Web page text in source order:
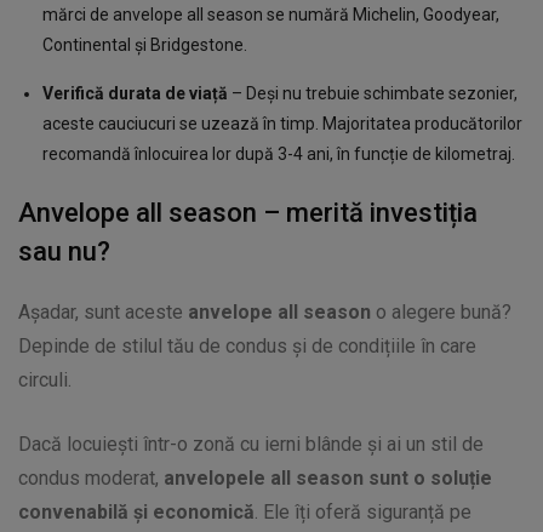
mărci de anvelope all season se numără Michelin, Goodyear,
Continental și Bridgestone.
Verifică durata de viață – Deși nu trebuie schimbate sezonier,
aceste cauciucuri se uzează în timp. Majoritatea producătorilor
recomandă înlocuirea lor după 3-4 ani, în funcție de kilometraj.
Anvelope all season – merită investiția
sau nu?
Așadar, sunt aceste anvelope all season o alegere bună?
Depinde de stilul tău de condus și de condițiile în care
circuli.
Dacă locuiești într-o zonă cu ierni blânde și ai un stil de
condus moderat, anvelopele all season sunt o soluție
convenabilă și economică . Ele îți oferă siguranță pe